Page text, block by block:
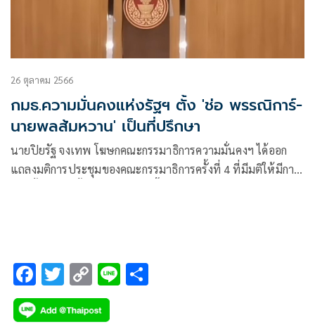
26 ตุลาคม 2566
กมธ.ความมั่นคงแห่งรัฐฯ ตั้ง 'ช่อ พรรณิการ์-
นายพลส้มหวาน' เป็นที่ปรึกษา
นายปิยรัฐ จงเทพ โฆษกคณะกรรมาธิการความมั่นคงฯ ได้ออก
แถลงมติการประชุมของคณะกรรมาธิการครั้งที่ 4 ที่มีมติให้มีการ
F
ac
e
T
wi
tt
C
o
p
Li